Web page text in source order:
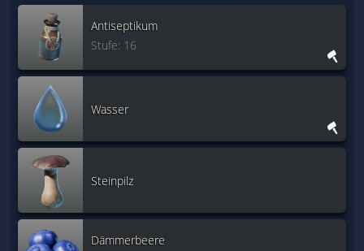
Antiseptikum
Stufe: 16
Wasser
Steinpilz
Dämmerbeere